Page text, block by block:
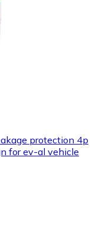
protection 4p
for ev-al vehicle